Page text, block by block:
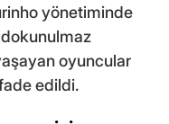
yönetiminde
oyuncular
edildi.